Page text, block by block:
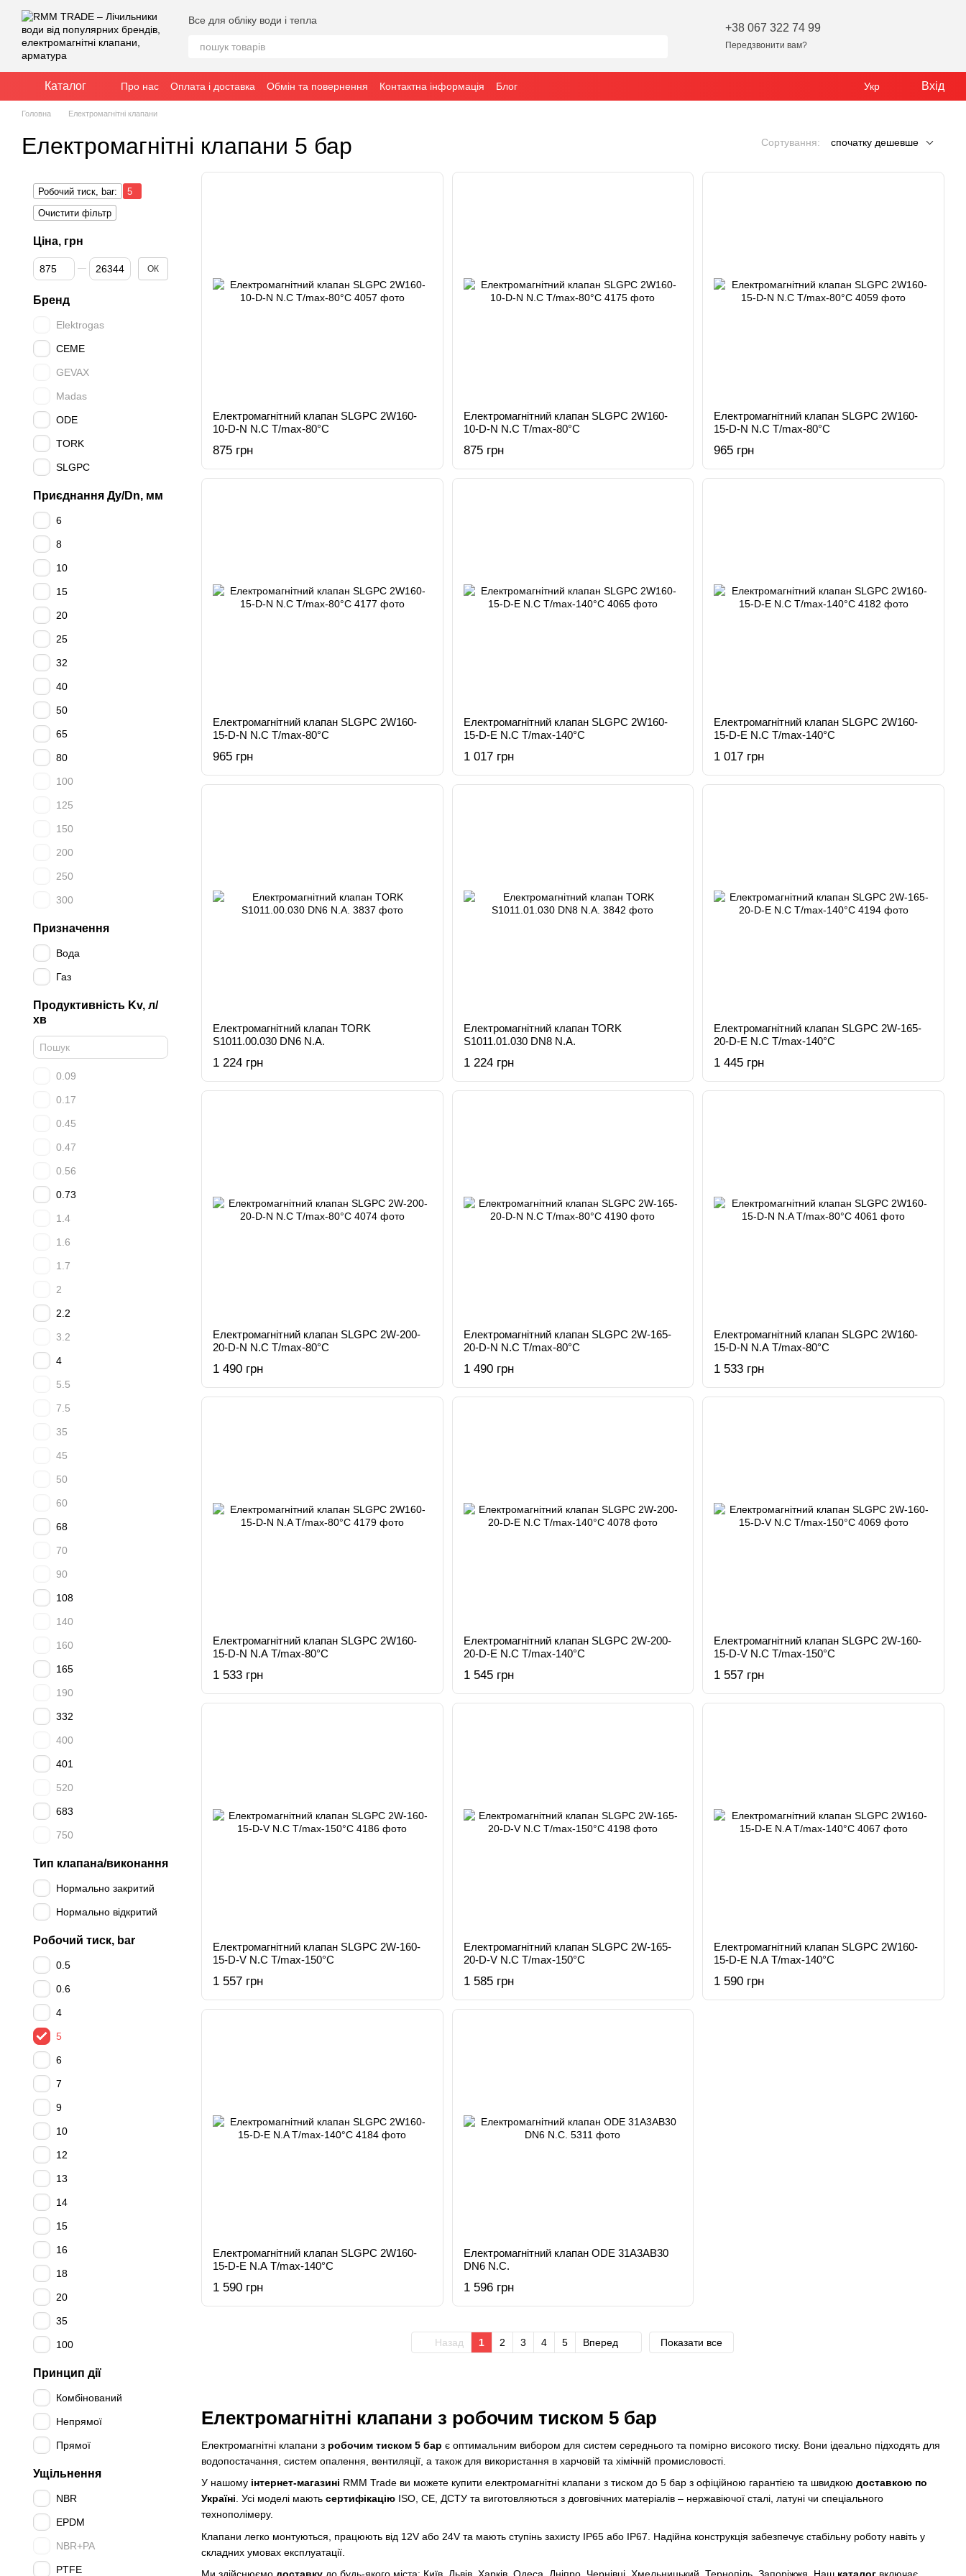
Перейти до основного контенту
Все для обліку води і тепла
+38 067 322 74 99
Передзвонити вам?
Каталог Про нас Оплата і доставка Обмін та повернення Контактна інформація Блог Укр Вхід
Головна Електромагнітні клапани
Електромагнітні клапани 5 бар Сортування: спочатку дешевше
Електромагнітні клапани з робочим тиском 5 бар
Електромагнітні клапани з робочим тиском 5 бар є оптимальним вибором для систем середнього та помірно високого тиску. Вони ідеально підходять для
водопостачання, систем опалення, вентиляції, а також для використання в харчовій та хімічній промисловості.
У нашому інтернет-магазині RMM Trade ви можете купити електромагнітні клапани з тиском до 5 бар з офіційною гарантією та швидкою доставкою по
Україні. Усі моделі мають сертифікацію ISO, CE, ДСТУ та виготовляються з довговічних матеріалів – нержавіючої сталі, латуні чи спеціального
технополімеру.
Клапани легко монтуються, працюють від 12V або 24V та мають ступінь захисту IP65 або IP67. Надійна конструкція забезпечує стабільну роботу навіть у
складних умовах експлуатації.
Електромагнітний клапан SLGPC 2W160-
10-D-N N.C T/max-80°C
875 грн
Електромагнітний клапан SLGPC 2W160-
10-D-N N.C T/max-80°C
875 грн
Електромагнітний клапан SLGPC 2W160-
15-D-N N.C T/max-80°C
965 грн
Електромагнітний клапан SLGPC 2W160-
15-D-N N.C T/max-80°C
965 грн
Електромагнітний клапан SLGPC 2W160-
15-D-E N.C T/max-140°C
1 017 грн
Електромагнітний клапан SLGPC 2W160-
15-D-E N.C T/max-140°C
1 017 грн
Електромагнітний клапан TORK
S1011.00.030 DN6 N.A.
1 224 грн
Електромагнітний клапан TORK
S1011.01.030 DN8 N.A.
1 224 грн
Електромагнітний клапан SLGPC 2W-165-
20-D-E N.C T/max-140°C
1 445 грн
Електромагнітний клапан SLGPC 2W-200-
20-D-N N.C T/max-80°C
1 490 грн
Електромагнітний клапан SLGPC 2W-165-
20-D-N N.C T/max-80°C
1 490 грн
Електромагнітний клапан SLGPC 2W160-
15-D-N N.A T/max-80°C
1 533 грн
Електромагнітний клапан SLGPC 2W160-
15-D-N N.A T/max-80°C
1 533 грн
Електромагнітний клапан SLGPC 2W-200-
20-D-E N.C T/max-140°C
1 545 грн
Електромагнітний клапан SLGPC 2W-160-
15-D-V N.C T/max-150°C
1 557 грн
Електромагнітний клапан SLGPC 2W-160-
15-D-V N.C T/max-150°C
1 557 грн
Електромагнітний клапан SLGPC 2W-165-
20-D-V N.C T/max-150°C
1 585 грн
Електромагнітний клапан SLGPC 2W160-
15-D-E N.A T/max-140°C
1 590 грн
Електромагнітний клапан SLGPC 2W160-
15-D-E N.A T/max-140°C
1 590 грн
Електромагнітний клапан ODE 31A3AB30
DN6 N.C.
1 596 грн
Назад 1 2 3 4 5 Вперед Показати все
Робочий тиск, bar:
5
Очистити фільтр
Ціна, грн
Від Ціна, грн
До Ціна, грн ОК
Бренд
Elektrogas
CEME
GEVAX
Madas
ODE
TORK
SLGPC
Приєднання Ду/Dn, мм
6
8
10
15
20
25
32
40
50
65
80
100
125
150
200
250
300
Призначення
Вода
Газ
Продуктивність Kv, л/
хв
0.09
0.17
0.45
0.47
0.56
0.73
1.4
1.6
1.7
2
2.2
3.2
4
5.5
7.5
35
45
50
60
68
70
90
108
140
160
165
190
332
400
401
520
683
750
Тип клапана/виконання
Нормально закритий
Нормально відкритий
Робочий тиск, bar
0.5
0.6
4
5
6
7
9
10
12
13
14
15
16
18
20
35
100
Принцип дії
Комбінований
Непрямої
Прямої
Ущільнення
NBR
EPDM
NBR+PA
PTFE